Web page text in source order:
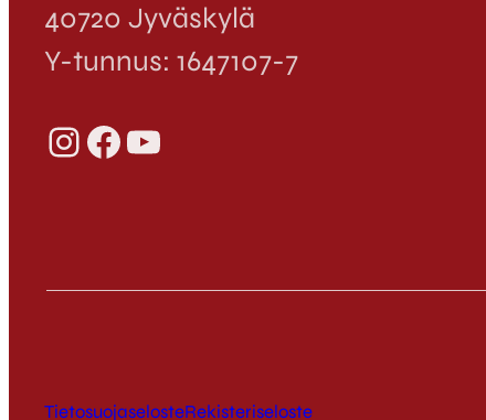
40720 Jyväskylä
Y-tunnus: 1647107-7
InstagramFacebook YouTube
TietosuojaselosteRekisteriseloste